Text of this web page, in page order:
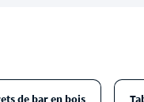
de bar en bois